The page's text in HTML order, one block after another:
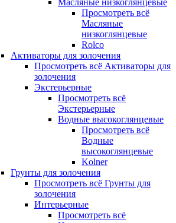
Масляные низкоглянцевые
Просмотреть всё
Масляные
низкоглянцевые
Rolco
Активаторы для золочения
Просмотреть всё Активаторы для
золочения
Экстерьерные
Просмотреть всё
Экстерьерные
Водные высокоглянцевые
Просмотреть всё
Водные
высокоглянцевые
Kolner
Грунты для золочения
Просмотреть всё Грунты для
золочения
Интерьерные
Просмотреть всё